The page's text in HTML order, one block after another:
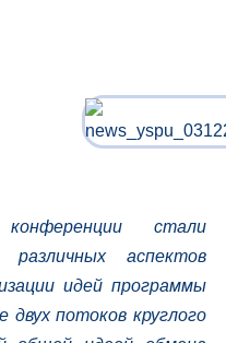
стали
различных аспектов
идей программы
потоков круглого